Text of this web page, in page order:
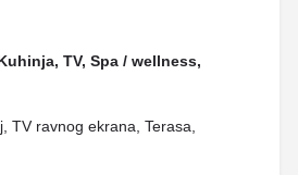
TV, Spa / wellness,
TV ravnog ekrana, Terasa,